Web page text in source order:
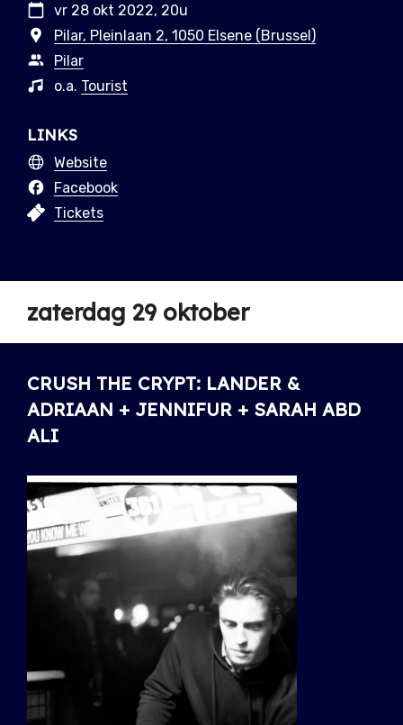
vr 28 okt 2022, 20u
Pilar, Pleinlaan 2, 1050 Elsene (Brussel)
Pilar
o.a. Tourist
LINKS
Website
Facebook
Tickets
zaterdag 29 oktober
CRUSH THE CRYPT: LANDER &
ADRIAAN + JENNIFUR + SARAH ABD
ALI